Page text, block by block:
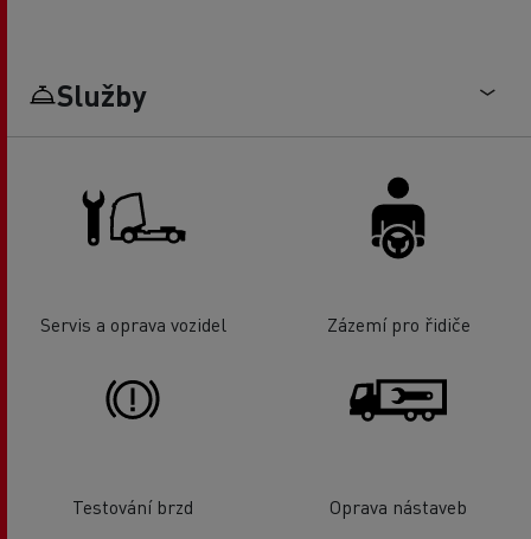
Služby
Servis a oprava vozidel Zázemí pro řidiče
Testování brzd Oprava nástaveb